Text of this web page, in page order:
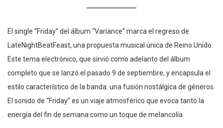
El single “Friday” del álbum “Variance” marca el regreso de
LateNightBeatFeast, una propuesta musical única de Reino Unido.
Este tema electrónico, que sirvió como adelanto del álbum
completo que se lanzó el pasado 9 de septiembre, y encapsula el
estilo característico de la banda: una fusión nostálgica de géneros.
El sonido de “Friday” es un viaje atmosférico que evoca tanto la
energía del fin de semana como un toque de melancolía.